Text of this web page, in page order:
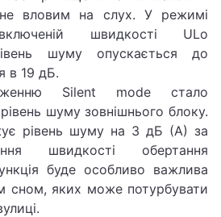
вловим на слух. У режимі
швидкості ULo
шуму опускається до
в 19 дБ.
Silent mode стало
шуму зовнішнього блоку.
рівень шуму на 3 дБ (А) за
швидкості обертання
буде особливо важлива
сном, яких може потурбувати